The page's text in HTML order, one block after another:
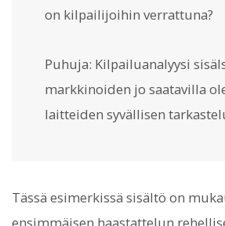
on kilpailijoihin verrattuna?
Puhuja: Kilpailuanalyysi
markkinoiden jo saatavilla
laitteiden syvällisen
Tässä esimerkissä sisältö on
ensimmäisen haastattelun